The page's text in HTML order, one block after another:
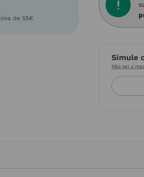
de 55€
Simule
Não sei o